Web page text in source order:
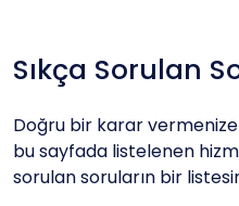
Sıkça Sorulan
Doğru bir karar
bu sayfada listelenen
sorulan soruların bir